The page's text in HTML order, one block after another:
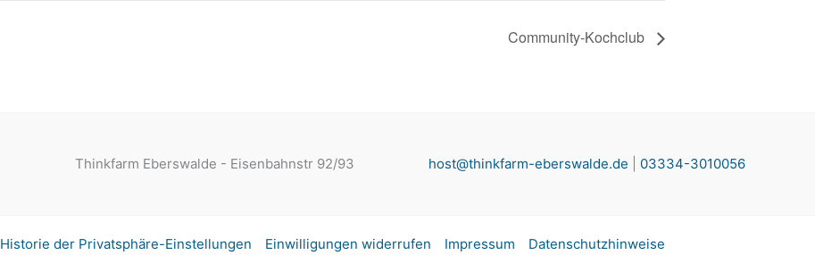
Community-Kochclub
Thinkfarm Eberswalde - Eisenbahnstr 92/93 host@thinkfarm-eberswalde.de 03334-3010056
Historie der Privatsphäre-Einstellungen Einwilligungen widerrufen Impressum Datenschutzhinweise